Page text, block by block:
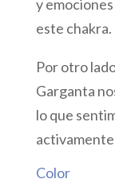
y
este chakra.
Por otro
Garganta
lo que
activamente
Color